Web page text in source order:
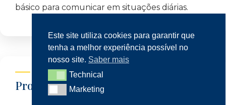
Este site utiliza cookies para garantir que
tenha a melhor experiência possível no
nosso site. Saber mais
TechnicalTechnical
MarketingMarketing
básico para comunicar em situações diárias.
Propina